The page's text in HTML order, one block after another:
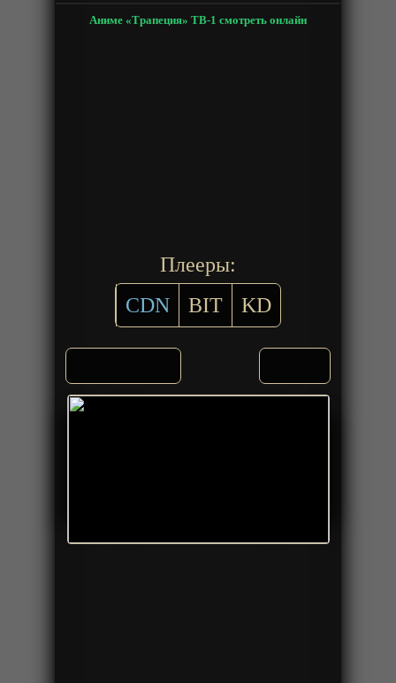
Аниме «Трапеция» ТВ-1 смотреть онлайн
Плееры:
CDN
BIT KD